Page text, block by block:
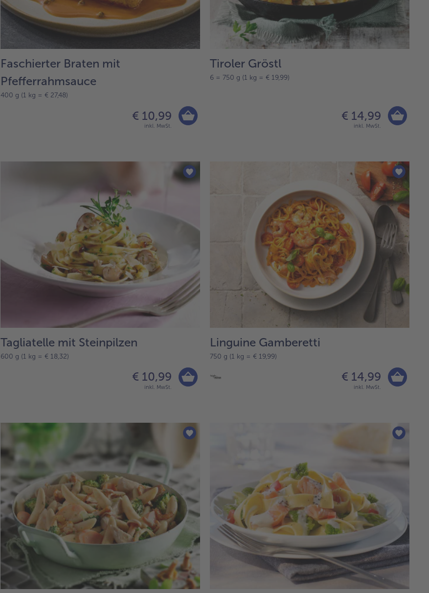
Faschierter Braten mit
Pfefferrahmsauce
400 g (1 kg = € 27,48)
€ 10,99
inkl. MwSt.
Tiroler Gröstl
6 = 750 g (1 kg = € 19,99)
€ 14,99
inkl. MwSt.
Tagliatelle mit Steinpilzen
600 g (1 kg = € 18,32)
€ 10,99
inkl. MwSt.
Linguine Gamberetti
750 g (1 kg = € 19,99)
€ 14,99
inkl. MwSt.